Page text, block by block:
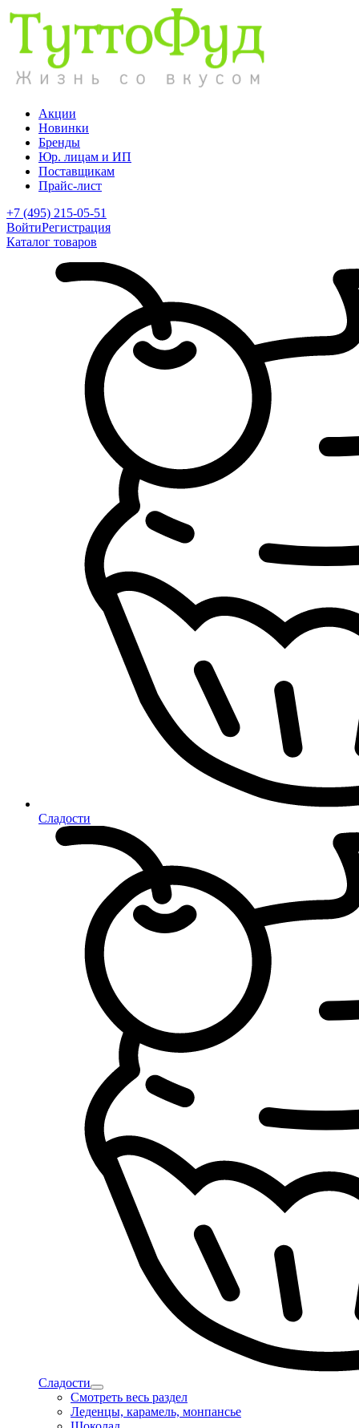
Акции
Новинки
Бренды
Юр. лицам и ИП
Поставщикам
Прайс-лист
+7 (495) 215-05-51
ВойтиРегистрация
Каталог товаров
Сладости
Сладости
Смотреть весь раздел
Леденцы, карамель, монпансье